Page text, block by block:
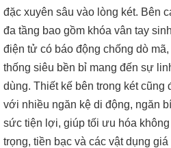
đặc xuyên sâu vào lòng két. Bên
đa tầng bao gồm khóa vân tay
điện tử có báo động chống dò
thống siêu bền bỉ mang đến sự
dùng. Thiết kế bên trong két
với nhiều ngăn kệ di động, ngăn
sức tiện lợi, giúp tối ưu hóa
trọng, tiền bạc và các vật dụng